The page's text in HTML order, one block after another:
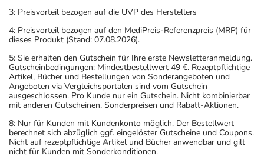
3: Preisvorteil bezogen auf die UVP des Herstellers
4: Preisvorteil bezogen auf den MediPreis-Referenzpreis (MRP) für
dieses Produkt (Stand: 07.08.2026).
5: Sie erhalten den Gutschein für Ihre erste Newsletteranmeldung.
Gutscheinbedingungen: Mindestbestellwert 49 €. Rezeptpflichtige
Artikel, Bücher und Bestellungen von Sonderangeboten und
Angeboten via Vergleichsportalen sind vom Gutschein
ausgeschlossen. Pro Kunde nur ein Gutschein. Nicht kombinierbar
mit anderen Gutscheinen, Sonderpreisen und Rabatt-Aktionen.
8: Nur für Kunden mit Kundenkonto möglich. Der Bestellwert
berechnet sich abzüglich ggf. eingelöster Gutscheine und Coupons.
Nicht auf rezeptpflichtige Artikel und Bücher anwendbar und gilt
nicht für Kunden mit Sonderkonditionen.